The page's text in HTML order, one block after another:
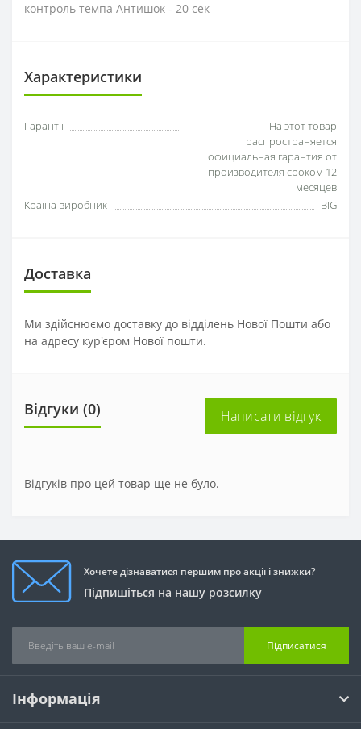
контроль темпа Антишок - 20 сек
Характеристики
Гарантії
На этот товар
распространяется
официальная гарантия от
производителя сроком 12
месяцев
Країна виробник
BIG
Доставка
Ми здійснюємо доставку до відділень Нової Пошти або
на адресу кур'єром Нової пошти.
Відгуки (0) Написати відгук
Відгуків про цей товар ще не було.
Хочете дізнаватися першим про акції і знижки?
Підпишіться на нашу розсилку
Підписатися
Інформація